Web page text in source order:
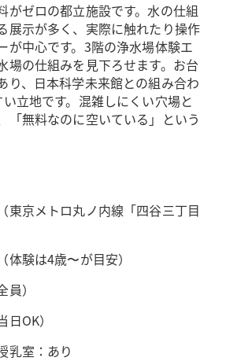
がゼロの都立施設です。水の仕組
展示が多く、実際に触れたり操作
が中心です。3階の浄水場体験エ
場の仕組みを見下ろせます。お台
り、日本科学未来館との組み合わ
立地です。混雑しにくい穴場と
「無料なのに空いている」という
東京メトロ丸ノ内線「四谷三丁目
験は4歳〜が目安）
）
OK）
乳室：あり